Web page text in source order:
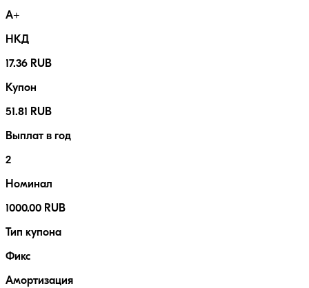
A+
НКД
17.36 RUB
Купон
51.81 RUB
Выплат в год
2
Номинал
1000.00 RUB
Тип купона
Фикс
Амортизация